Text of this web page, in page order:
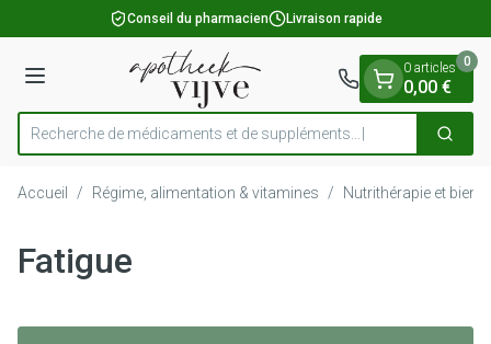
Aller au contenu
1 de 1Conseil du pharmacien Livraison rapide
Menu
Rechercher
Recherche de médicaments
0 articles
0,00 €
0
Accueil / Régime, alimentation & vitamines / Nutrithérapie et bien-
Fatigue